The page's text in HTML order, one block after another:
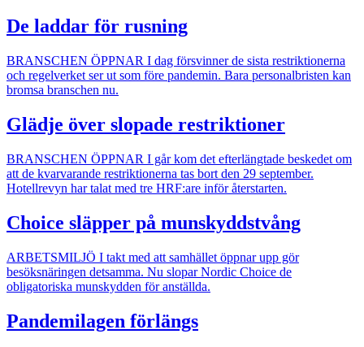
De laddar för rusning
BRANSCHEN ÖPPNAR I dag försvinner de sista restriktionerna
och regelverket ser ut som före pandemin. Bara personalbristen kan
bromsa branschen nu.
Glädje över slopade restriktioner
BRANSCHEN ÖPPNAR I går kom det efterlängtade beskedet om
att de kvarvarande restriktionerna tas bort den 29 september.
Hotellrevyn har talat med tre HRF:are inför återstarten.
Choice släpper på munskyddstvång
ARBETSMILJÖ I takt med att samhället öppnar upp gör
besöksnäringen detsamma. Nu slopar Nordic Choice de
obligatoriska munskydden för anställda.
Pandemilagen förlängs